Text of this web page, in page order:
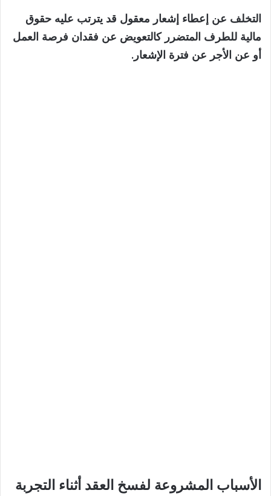
التخلف عن إعطاء إشعار معقول قد يترتب عليه حقوق
مالية للطرف المتضرر كالتعويض عن فقدان فرصة العمل
أو عن الأجر عن فترة الإشعار.
الأسباب المشروعة لفسخ العقد أثناء التجربة